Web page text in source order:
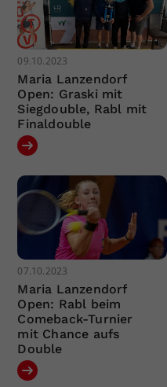
09.10.2023
Maria Lanzendorf
Open: Graski mit
Siegdouble, Rabl mit
Finaldouble
07.10.2023
Maria Lanzendorf
Open: Rabl beim
Comeback-Turnier
mit Chance aufs
Double